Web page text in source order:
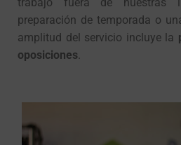
preparación de temporada o
amplitud del servicio incluye la
oposiciones.